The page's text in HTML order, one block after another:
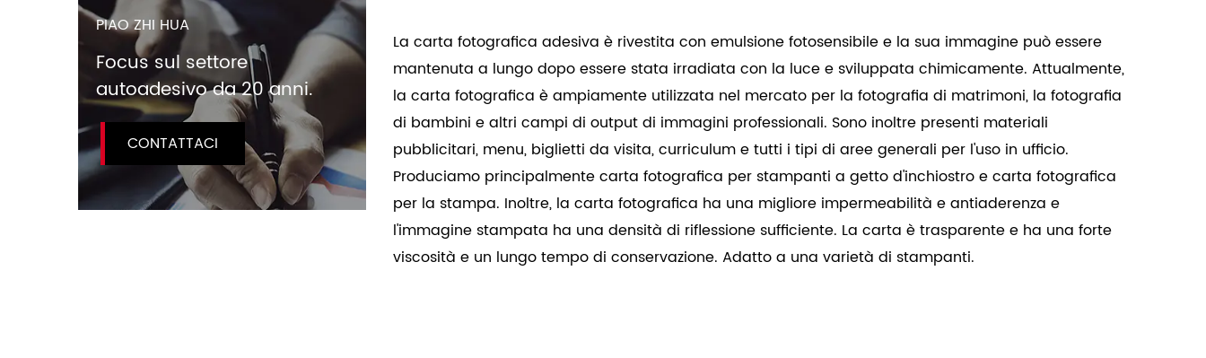
PIAO ZHI HUA
Focus sul settore
autoadesivo da 20 anni.
CONTATTACI
La carta fotografica adesiva è rivestita con emulsione fotosensibile e la sua immagine può essere
mantenuta a lungo dopo essere stata irradiata con la luce e sviluppata chimicamente. Attualmente,
la carta fotografica è ampiamente utilizzata nel mercato per la fotografia di matrimoni, la fotografia
di bambini e altri campi di output di immagini professionali. Sono inoltre presenti materiali
pubblicitari, menu, biglietti da visita, curriculum e tutti i tipi di aree generali per l'uso in ufficio.
Produciamo principalmente carta fotografica per stampanti a getto d'inchiostro e carta fotografica
per la stampa. Inoltre, la carta fotografica ha una migliore impermeabilità e antiaderenza e
l'immagine stampata ha una densità di riflessione sufficiente. La carta è trasparente e ha una forte
viscosità e un lungo tempo di conservazione. Adatto a una varietà di stampanti.